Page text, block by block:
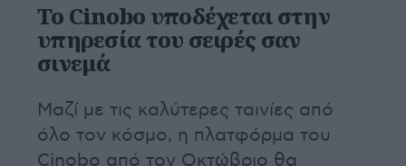
Το Cinobo υποδέχεται στην
υπηρεσία του σειρές σαν
σινεμά
Μαζί με τις καλύτερες ταινίες από
όλο τον κόσμο, η πλατφόρμα του
Cinobo από τον Οκτώβριο θα